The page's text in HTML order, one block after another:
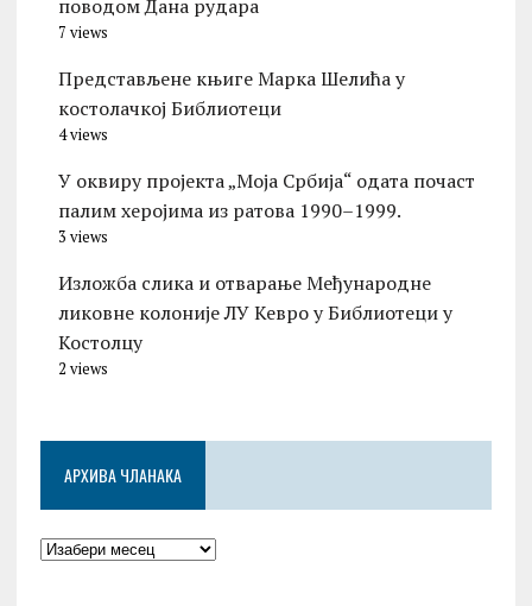
поводом Дана рудара
7 views
Представљене књиге Марка Шелића у
костолачкој Библиотеци
4 views
У оквиру пројекта „Моја Србија“ одата почаст
палим херојима из ратова 1990–1999.
3 views
Изложбa слика и отварање Међународне
ликовне колоније ЛУ Кевро у Библиотеци у
Костолцу
2 views
АРХИВА ЧЛАНАКА